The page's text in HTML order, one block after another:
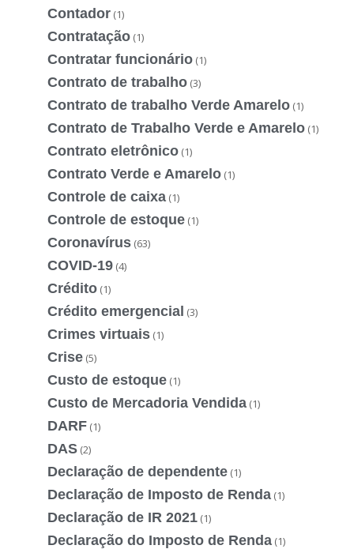
Contador (1)
Contratação (1)
Contratar funcionário (1)
Contrato de trabalho (3)
Contrato de trabalho Verde Amarelo (1)
Contrato de Trabalho Verde e Amarelo (1)
Contrato eletrônico (1)
Contrato Verde e Amarelo (1)
Controle de caixa (1)
Controle de estoque (1)
Coronavírus (63)
COVID-19 (4)
Crédito (1)
Crédito emergencial (3)
Crimes virtuais (1)
Crise (5)
Custo de estoque (1)
Custo de Mercadoria Vendida (1)
DARF (1)
DAS (2)
Declaração de dependente (1)
Declaração de Imposto de Renda (1)
Declaração de IR 2021 (1)
Declaração do Imposto de Renda (1)